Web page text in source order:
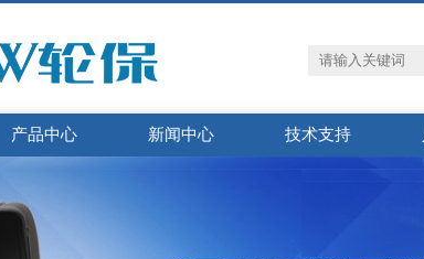
产品中心 新闻中心 技术支持